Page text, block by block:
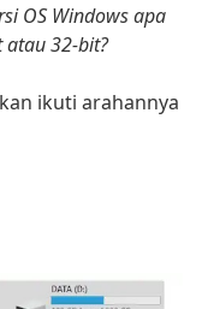
OS Windows apa
32-bit?
ikuti arahannya